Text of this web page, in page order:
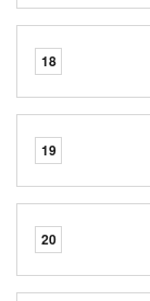
18
19
20